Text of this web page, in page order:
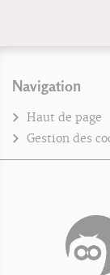
Navigation
Haut de page
Gestion des